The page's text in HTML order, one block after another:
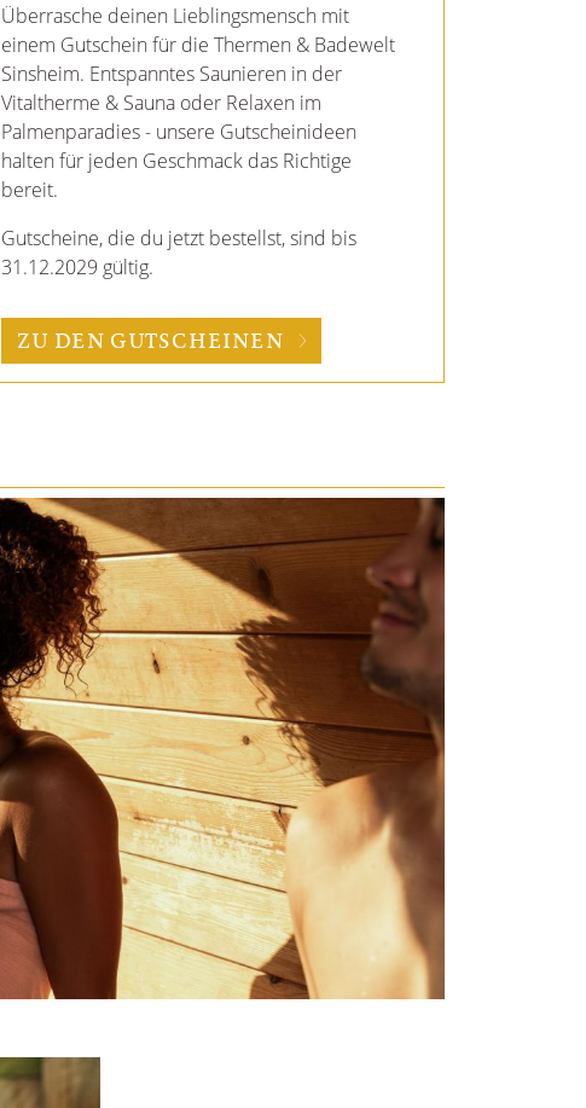
Entdecke entspannende Wellnessmomente
mit BLUPHORIA. Hol dir ein Stück Paradies
direkt nach Hause - losgelöst von Raum und
Zeit.
Genieße unsere sinnlichen Peelingsalze,
Duschgel, Drinks und vieles mehr.
ZUR BLUPHORIA
PRODUKTWELT